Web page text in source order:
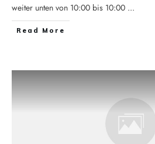
weiter unten von 10:00 bis 10:00 ...
Read More